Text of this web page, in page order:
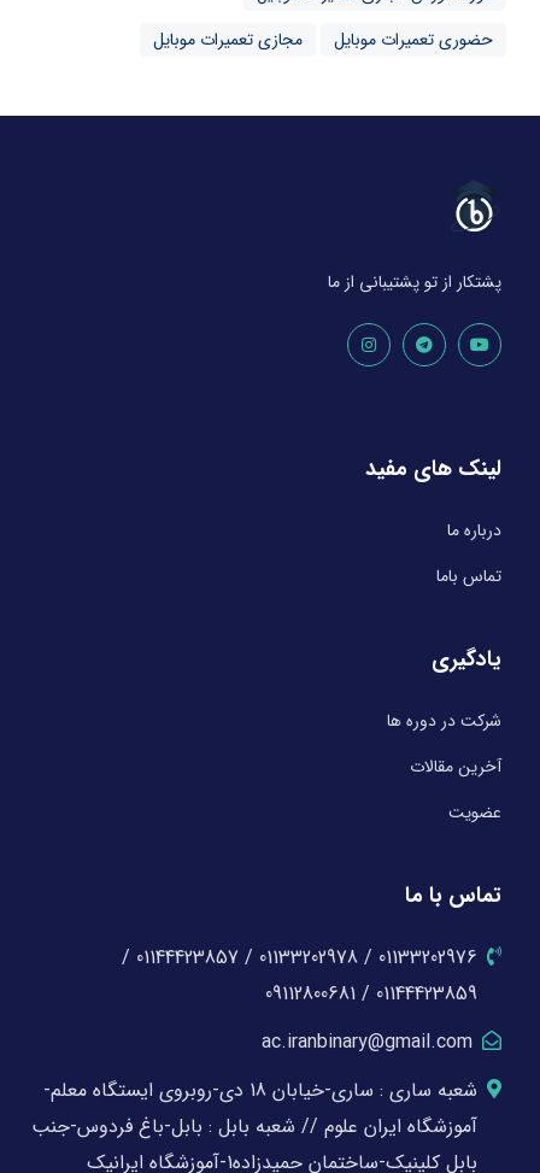
حضوری تعمیرات موبایل
مجازی تعمیرات موبایل
پشتکار از تو پشتیبانی از ما
لینک های مفید
درباره ما
تماس باما
یادگیری
شرکت در دوره ها
آخرین مقالات
عضویت
تماس با ما
01133202976 / 01133202978 / 01144423857 /
01144423859 / 09112800681
ac.iranbinary@gmail.com
شعبه ساری : ساری-خیابان 18 دی-روبروی ایستگاه معلم-
آموزشگاه ایران علوم // شعبه بابل : بابل-باغ فردوس-جنب
بابل کلینیک-ساختمان حمیدزاده1-آموزشگاه ایرانیک